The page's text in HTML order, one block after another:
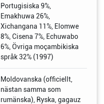
Portugisiska 9%,
Emakhuwa 26%,
Xichangana 11%, Elomwe
8%, Cisena 7%, Echuwabo
6%, Övriga moçambikiska
språk 32% (1997)
Moldovanska (officiellt,
nästan samma som
rumänska), Ryska, gagauz